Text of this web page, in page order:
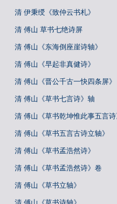
清 伊秉绶《致仲云书札》
清 傅山 草书七绝诗屏
清 傅山《东海倒座崖诗轴》
清 傅山《早起非真健诗》
清 傅山《晋公千古一快四条屏》
清 傅山《草书七言诗》轴
清 傅山《草书乾坤惟此事五言
清 傅山《草书五言古诗立轴》
清 傅山《草书孟浩然诗》
清 傅山《草书孟浩然诗》卷
清 傅山《草书立轴》